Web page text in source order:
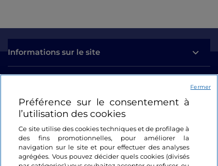
Informations sur le site
Se connecter
Suivez-nous
Préférence sur le consentement à
l’utilisation des cookies
Ce site utilise des cookies techniques et de profilage à
des fins promotionnelles, pour améliorer la
navigation sur le site et pour effectuer des analyses
agrégées. Vous pouvez décider quels cookies (divisés
Fermer